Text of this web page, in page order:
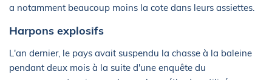
a notamment beaucoup moins la cote dans leurs assiettes.
Harpons explosifs
L'an dernier, le pays avait suspendu la chasse à la baleine
pendant deux mois à la suite d'une enquête du